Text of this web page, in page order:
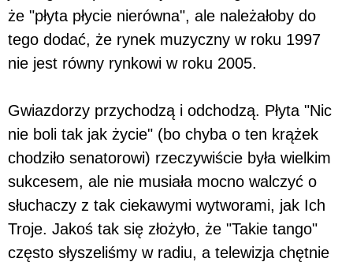
że "płyta płycie nierówna", ale należałoby do
tego dodać, że rynek muzyczny w roku 1997
nie jest równy rynkowi w roku 2005.
Gwiazdorzy przychodzą i odchodzą. Płyta "Nic
nie boli tak jak życie" (bo chyba o ten krążek
chodziło senatorowi) rzeczywiście była wielkim
sukcesem, ale nie musiała mocno walczyć o
słuchaczy z tak ciekawymi wytworami, jak Ich
Troje. Jakoś tak się złożyło, że "Takie tango"
często słyszeliśmy w radiu, a telewizja chętnie